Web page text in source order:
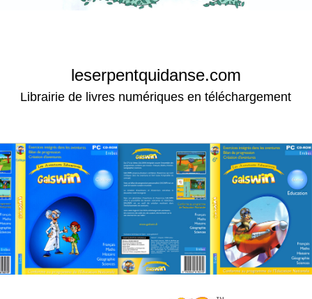
leserpentquidanse.com
Librairie de livres numériques en téléchargement